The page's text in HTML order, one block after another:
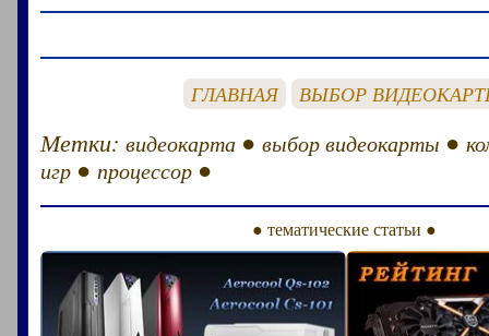
ГЛАВНАЯ ВЫБОР
Метки:видеокарта ●выбор видеокарты ●
игр ● процессор ●
● тематические статьи ●